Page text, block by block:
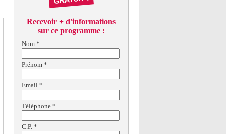
Recevoir + d'informations
sur ce programme :
Nom *
Prénom *
Email *
Téléphone *
C.P. *